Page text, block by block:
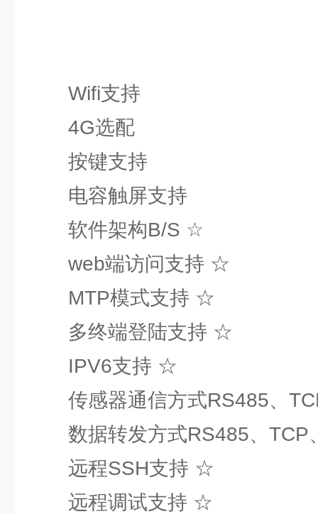
Wifi支持
4G选配
按键支持
电容触屏支持
软件架构B/S ☆
web端访问支持 ☆
MTP模式支持 ☆
多终端登陆支持 ☆
IPV6支持 ☆
传感器通信方式RS485、
数据转发方式RS485、TCP
远程SSH支持 ☆
远程调试支持 ☆